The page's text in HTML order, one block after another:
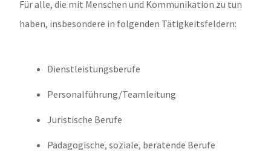
Für alle, die mit Menschen und Kommunikation zu tun
haben, insbesondere in folgenden Tätigkeitsfeldern:
Dienstleistungsberufe
Personalführung/Teamleitung
Juristische Berufe
Pädagogische, soziale, beratende Berufe